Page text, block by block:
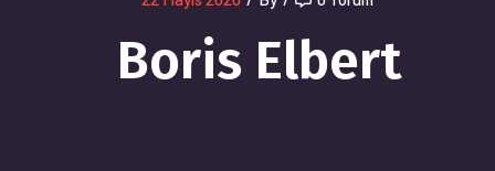
Boris Elbert